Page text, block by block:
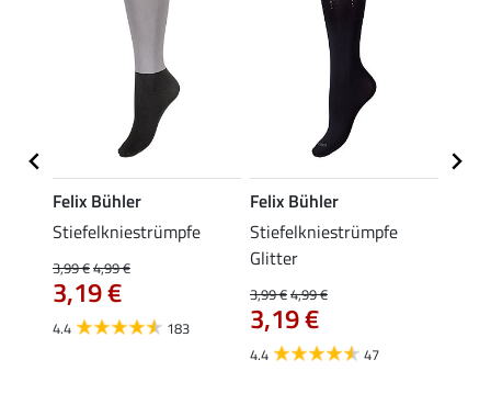
Felix Bühler
Stiefelkniestrümpfe
3,99 €4,99 €
3,19 €
4.4 183
Felix Bühler
Stiefelkniestrümpfe
Glitter
3,99 €4,99 €
3,19 €
4.4 47